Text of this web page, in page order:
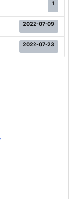
1
2022-07-09
2022-07-23